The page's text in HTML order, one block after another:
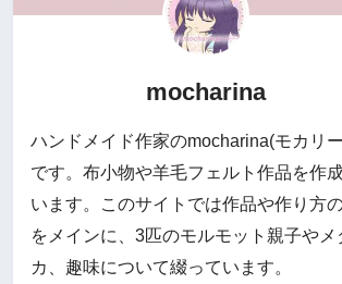
mocharina
ハンドメイド作家のmocharina(モカリ
です。布小物や羊毛フェルト作品を作
います。このサイトでは作品や作り方
をメインに、3匹のモルモット親子やメ
カ、趣味について綴っています。